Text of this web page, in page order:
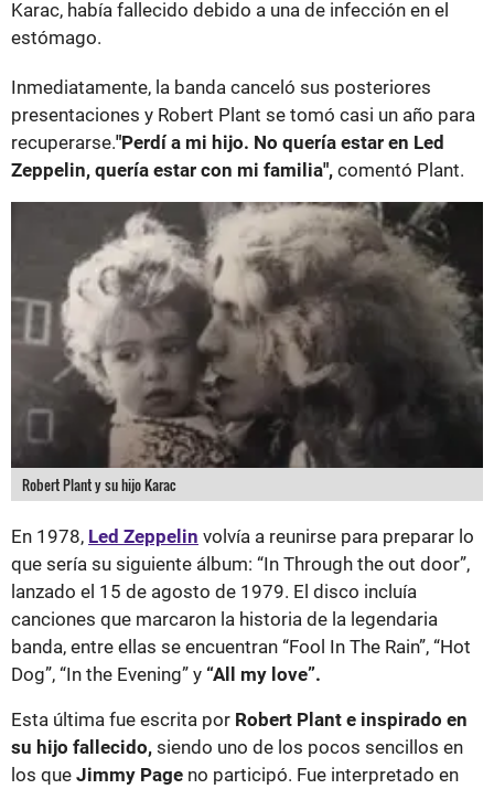
Karac, había fallecido debido a una de infección en el
estómago.
Inmediatamente, la banda canceló sus posteriores
presentaciones y Robert Plant se tomó casi un año para
recuperarse."Perdí a mi hijo. No quería estar en Led
Zeppelin, quería estar con mi familia", comentó Plant.
Robert Plant y su hijo Karac
En 1978, Led Zeppelin volvía a reunirse para preparar lo
que sería su siguiente álbum: “In Through the out door”,
lanzado el 15 de agosto de 1979. El disco incluía
canciones que marcaron la historia de la legendaria
banda, entre ellas se encuentran “Fool In The Rain”, “Hot
Dog”, “In the Evening” y “All my love”.
Esta última fue escrita por Robert Plant e inspirado en
su hijo fallecido, siendo uno de los pocos sencillos en
los que Jimmy Page no participó. Fue interpretado en